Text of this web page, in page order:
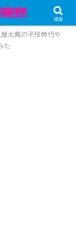
太鳳の子役時代や
た
検索